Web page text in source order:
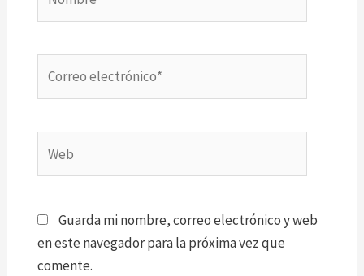
electrónico*
Guarda mi nombre, correo electrónico y web
en este navegador para la próxima vez que
comente.